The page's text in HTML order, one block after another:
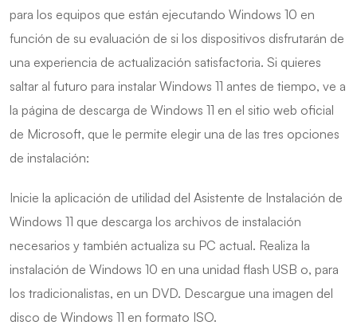
para los equipos que están ejecutando Windows 10 en
función de su evaluación de si los dispositivos disfrutarán de
una experiencia de actualización satisfactoria. Si quieres
saltar al futuro para instalar Windows 11 antes de tiempo, ve a
la página de descarga de Windows 11 en el sitio web oficial
de Microsoft, que le permite elegir una de las tres opciones
de instalación:
Inicie la aplicación de utilidad del Asistente de Instalación de
Windows 11 que descarga los archivos de instalación
necesarios y también actualiza su PC actual. Realiza la
instalación de Windows 10 en una unidad flash USB o, para
los tradicionalistas, en un DVD. Descargue una imagen del
disco de Windows 11 en formato ISO.